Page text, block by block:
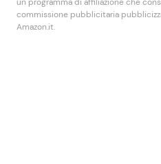
commissione pubblicitaria
Amazon.it.